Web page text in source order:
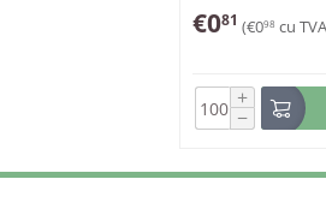
€081 (€098 cu
+
−